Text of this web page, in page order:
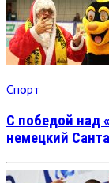
Спорт
С победой над
немецкий Санта